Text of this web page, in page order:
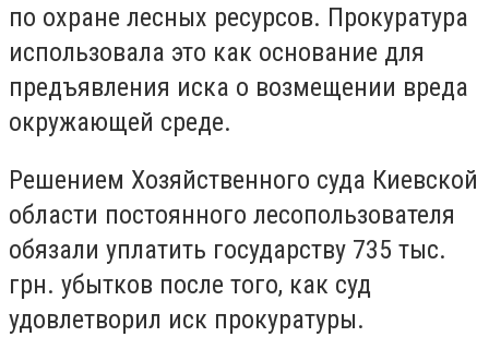
по охране лесных ресурсов. Прокуратура
использовала это как основание для
предъявления иска о возмещении вреда
окружающей среде.
Решением Хозяйственного суда Киевской
области постоянного лесопользователя
обязали уплатить государству 735 тыс.
грн. убытков после того, как суд
удовлетворил иск прокуратуры.